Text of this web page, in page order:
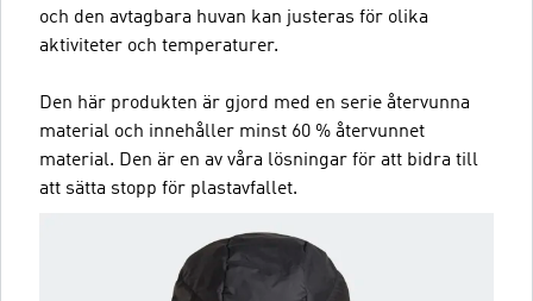
och den avtagbara huvan kan justeras för olika
aktiviteter och temperaturer.
Den här produkten är gjord med en serie återvunna
material och innehåller minst 60 % återvunnet
material. Den är en av våra lösningar för att bidra till
att sätta stopp för plastavfallet.